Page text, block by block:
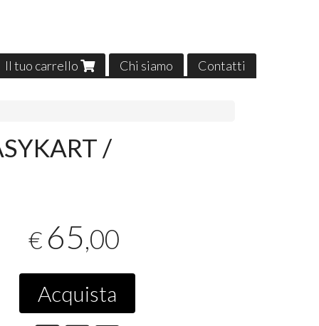
Il tuo carrello Chi siamo Contatti
/
€ 65,00
Acquista